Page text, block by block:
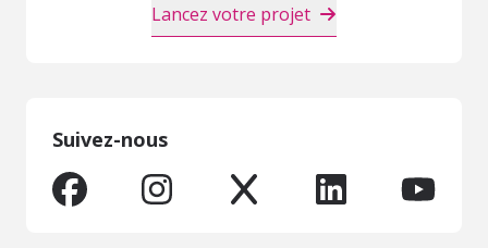
Lancez votre projet
Suivez-nous